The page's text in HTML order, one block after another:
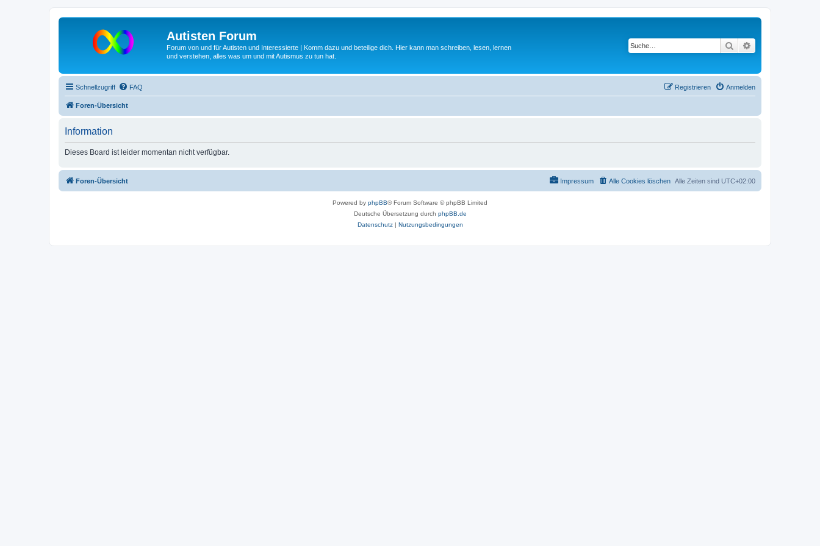
Autisten Forum
Forum von und für Autisten und Interessierte | Komm dazu und beteilige dich. Hier kann man schreiben, lesen, lernen
und verstehen, alles was um und mit Autismus zu tun hat.
Suche
Schnellzugriff FAQ Anmelden
Registrieren
Foren-Übersicht
Information
Dieses Board ist leider momentan nicht verfügbar.
Foren-Übersicht Alle Zeiten sind UTC+02:00
Alle Cookies löschen
Impressum
Powered by phpBB® Forum Software © phpBB Limited
Deutsche Übersetzung durch phpBB.de
Datenschutz| Nutzungsbedingungen